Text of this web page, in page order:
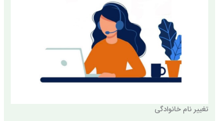
تغییر نام خانوادگی